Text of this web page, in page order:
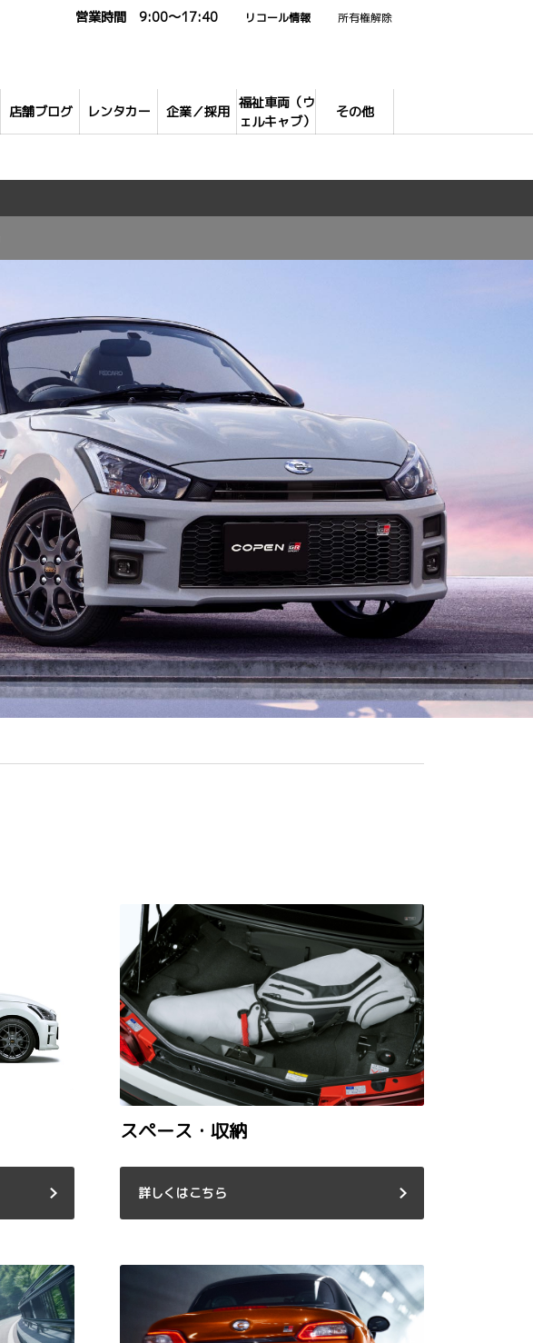
店舗ブログ レンタカー 企業／採用
福祉車両（ウ
ェルキャブ）
その他
営業時間 9:00～17:40 リコール情報 所有権解除
スペース・収納
詳しくはこちら